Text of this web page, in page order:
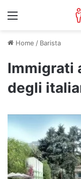
Menu
Home / Barista
Immigrati
degli